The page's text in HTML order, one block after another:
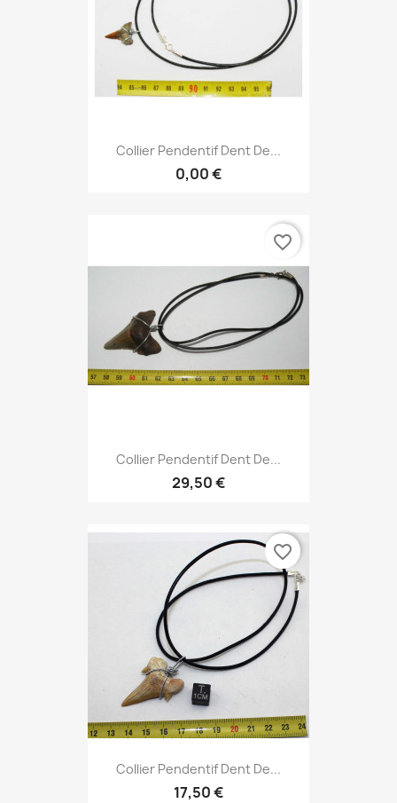
Collier Pendentif Dent De...
0,00 €
Collier Pendentif Dent De...
29,50 €
favorite_border
Collier Pendentif Dent De...
17,50 €
favorite_border